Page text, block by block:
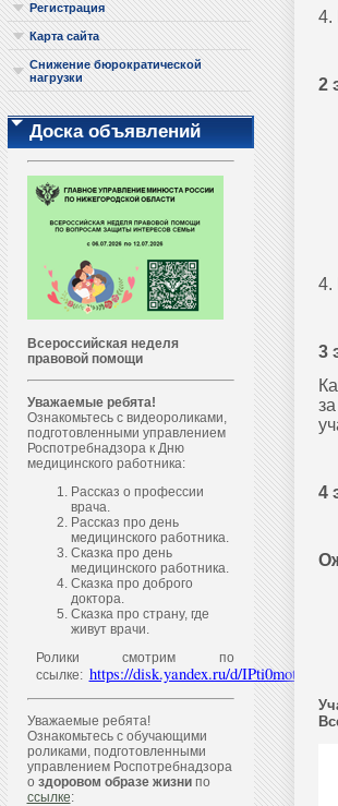
Регистрация
Карта сайта
Снижение бюрократической
нагрузки
Доска объявлений
Всероссийская неделя
правовой помощи
Уважаемые ребята!
Ознакомьтесь с видеороликами,
подготовленными управлением
Роспотребнадзора к Дню
медицинского работника:
Рассказ о профессии
врача.
Рассказ про день
медицинского работника.
Сказка про день
медицинского работника.
Сказка про доброго
доктора.
Сказка про страну, где
живут врачи.
Ролики смотрим по
ссылке: https://disk.yandex.ru/d/
Уважаемые ребята!
Ознакомьтесь с обучающими
роликами, подготовленными
управлением Роспотребнадзора
о здоровом образе жизнипо
ссылке:
4.
2
4.
3
4